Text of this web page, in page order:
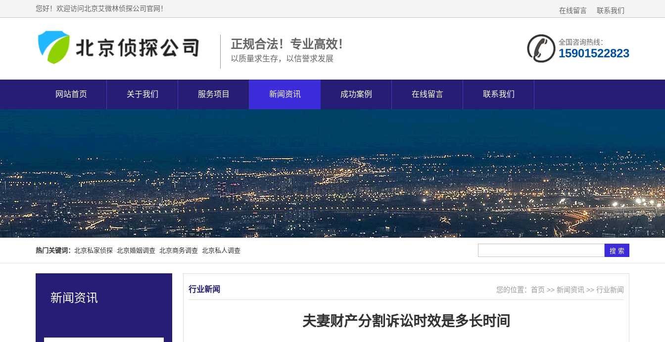
您好！欢迎访问北京艾微林侦探公司官网！ 在线留言 联系我们
正规合法！专业高效！
以质量求生存，以信誉求发展
全国咨询热线：
15901522823
网站首页 关于我们 服务项目 新闻资讯 成功案例 在线留言 联系我们
热门关键词： 北京私家侦探 北京婚姻调查 北京商务调查 北京私人调查
新闻资讯
行业新闻 您的位置： 首页 >> 新闻资讯 >> 行业新闻
夫妻财产分割诉讼时效是多长时间